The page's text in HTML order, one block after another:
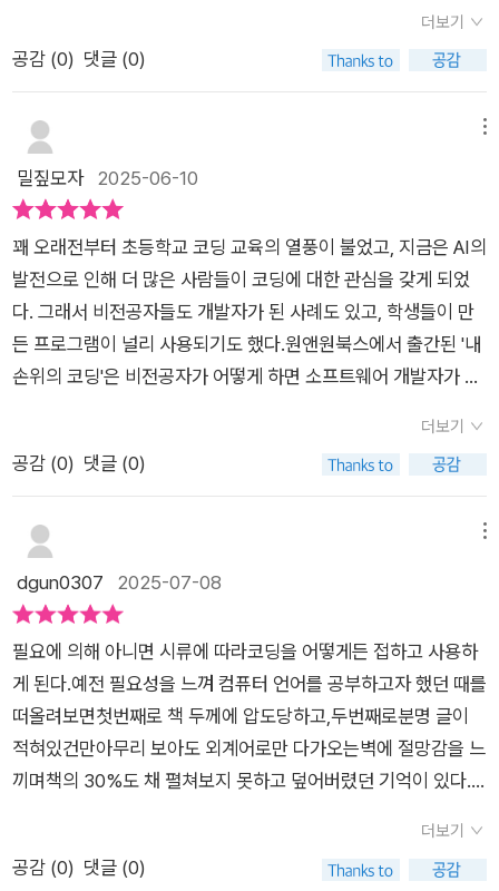
을 살피는 마음가짐 등이 더해져야 한다. 지금 당장 여렵더라도
작은 노력이 하나둘 쌓이면 결국 사랑받는 개발자가 될 것이다.코
관에서 책 몇 권 빌려 읽다가 중도에 포기했다. 이는 IT나 웹 개발
자에게 해당된다고 판단해서다. 이 책을 읽은 소감을 말하자면 먼
저 컴퓨터에 대한 지식을 더 함양하고 관련 기술을 익힌 후 코딩
이란 세계에 발을 들이면 훨씬 효과가 높을 듯하다. 코딩에 입문
하려는 사람들에게 책의 일독을 권한다.#자기계발 #코딩 #내손
위의코딩 #고코더 #이진현 #원앤원북스
그러면 어떤 의지로 어떻게 대처하고 준비하라책은 말하고 있
다. 쉬운이해로 보는 ‘개발자’. 하지만 성공의 과정은 상상처럼 쉽
만약에 ‘개발자’를 꿈꾼다면 자신의 의지를 공고히 하고 입문가이
드로 확실한방향성을 지정해 주는 가이드 도서였다.
보려 해요.​ ​💌 에필로그처럼, 나의 새로운 시작​책의 마지막 페이
지엔 이런 문장이 있었어요.“멋지게 성장할 당신을 기대하며.”이
짧은 문장이 어찌나 마음을 울리던지요.​코딩을 잘 모르는 ‘엄
마’로 시작했지만,이제는 스스로의 가능성을 믿는 ‘학습자’로 다
시 서봅니다.『내 손 위의 코딩』은 단순한 입문서 그 이상이에
요.‘나도 할 수 있다’는 용기를 선물해준 책,무언가를 처음 시작하
이가 많은데'라는 수많은 변명과 두려움들이 머릿속을 맴돈다. 특
히 비전공자라면 더욱 그렇다. 마치 외국어를 처음 배우는 것처
움은 어쩌면 당연한 것일지도 모른다. 우리는 어렸을 때부터 '이
과는 수학과 과학', '문과는 언어와 사회'라는 이분법적 사고에 익
숙해져 있다. 코딩은 당연히 이과의 영역이라고 생각하고, 자신은
그 영역과는 거리가 멀다고 단정 짓는다. 하지만 정말 그럴까? 코
딩이라는 것이 정말 특별한 사람들만 할 수 있는 특별한 일일까?
신호등의 비유를 들어보자. 도로 위의 신호등은 단순하다. 빨간불
이면 멈추고, 초록불이면 간다. 이 간단한 규칙이 복잡한 도시의
교통을 원활하게 만든다. 코딩도 마찬가지다. 복잡해 보이지만 결
국은 '이런 상황이면 이렇게 하고, 저런 상황이면 저렇게 하라'는
지 않다.코딩을 배운다고 결심했다면, 그 다음에 마주하는 것은
'어떻게 배울 것인가'라는 선택의 기로다. 국비지원 교육, 온라인
강의, 부트캠프, 독학... 각각의 방법마다 장단점이 있고, 사람마
다 맞는 방법이 다르다. 국비지원 교육은 비용 부담 없이 체계적
과 괴리가 있을 수 있고, 취업과의 연결고리가 약할 수도 있다. 부
만, 그만큼 강도가 높고 비용도 만만치 않다. 온라인 강의는 자신
의 페이스에 맞춰 학습할 수 있다는 장점이 있지만, 혼자서 꾸준
히 동기를 유지하기가 쉽지 않다. 독학은 가장 자유롭지만 동시에
가장 외로운 길이기도 하다. 막힐 때 물어볼 사람도 없고, 내가 제
대로 가고 있는지 확신하기 어렵다. 어떤 방법을 선택하든 중요한
것은 꾸준함이다. 코딩은 하루 이틀에 익힐 수 있는 기술이 아니
다. 마치 악기를 배우는 것처럼, 매일 조금씩이라도 손에 익숙해
나는 또 스스로 가능성을 접어버렸다. 하루 종일 앱을 쓰고 웹사
이트를 드나들면서도 ‘이거 어떻게 만들지?’ 궁금할 때가 있었
다. 누군가는 이런 걸 직접 만든다는 사실이 부러웠고, 나도 저 중
하나가 될 수 있을까 상상해본 적도 있다. 하지만 현실은 회의감
이었다. 전공도 없고, 수학도 못하고, 나이는 점점 차고... 어디서
부터 시작해야 할지도 몰랐다. 사실, 그래서 계속 안 했던 거
전향하고 싶지만 막막한 사람, 또는 그냥 코딩이라는 게 뭔지 제
대로 알고 싶은 일반인에게 꼭 필요한 가이드다. 스마트폰, 전자
결제, 신호등 같은 일상 속 예시로 시작해 ‘코딩이란 이런 거다’라
고 풀어내며 장벽을 없앤다. 책을 읽으며 “어? 이건 나도 해볼 수
있을 것 같은데?”라는 기분을 몇 번이나 느꼈다. 책에서는 다양
한 학습 경로를 소개한다. 국비지원 학원, 부트캠프, 온라인 강
의, 그리고 독학. 각각의 장단점을 현실적으로 비교하면서 독자
게 가능할까?’라는 부분에서 진심 어린 조언들이 나를 붙잡았다.
“속도가 느려도 괜찮다”는 말이 위로 같았다. 이 책이 좋은 이유
는 ‘이론서’가 아니라 ‘생활형 안내서’이기 때문이다. 실제 개발자
였던 저자가 어떻게 이 길을 걸어왔는지, 비전공자에게 어떤 장벽
이 있는지, 그걸 어떻게 넘을 수 있는지 아주 구체적으로 설명한
다. 마치 옆자리 선배가 커피 한 잔 마시며 조곤조곤 들려주는 이
야기 같았다. 가장 좋았던 건 책의 태도였다. ‘당신도 할 수 있
다’고 말만 하는 게 아니라, 진짜 그렇게 느끼게 해주는 구성과 설
명이 있다. 거창한 성공 사례나 허황된 비전이 아니라, 지금 여기
시작하고 싶다면 이 책이 최고의 입문서다. 우리는 종종 배우기
전에 지레 겁부터 먹는다. 하지만 도전하지 않으면 아무것도 바뀌
더보기
공감 (0) 댓글 (0)
밀짚모자2025-06-10
꽤 오래전부터 초등학교 코딩 교육의 열풍이 불었고, 지금은 AI의
발전으로 인해 더 많은 사람들이 코딩에 대한 관심을 갖게 되었
다. 그래서 비전공자들도 개발자가 된 사례도 있고, 학생들이 만
든 프로그램이 널리 사용되기도 했다.원앤원북스에서 출간된 '내
손위의 코딩'은 비전공자가 어떻게 하면 소프트웨어 개발자가 될
코딩보다 글 쓰는 것을 좋아하는 프로그래머이고, 여의도의 한 I
T회사에서 개발자로 재직 중이라고 한다. 오프라인에서 강의와
고 있다고 한다.저자는 자신의 책이 코딩을 배우고자 하는 모든
얘기한다. 저자는 프롤로그에서 코딩이라는 말이 잘 알려져 있지
활에서 사용하는 대부분의 가전기기에는 코딩이라는 개발자의
결과물이 들어있고, 예를 든 리모콘도 코딩을 통해 동작한다고 설
명하고 있다.책의 초반부에서는 기계 또는 컴퓨터라는 커다란 계
산기를 외계인에 비유하여 외계인과 대화하기 위해 우리의 언어
를 전달하는 과정을 '코딩', 그런 일을 하는 사람을 '개발자'로 설명
하고 있다. 컴퓨터가 인식할 수 있는 기계어부터 시작해, 다양한
프로그래밍 언어를 소개하고, 개발자의 의미와 개발자의 종류에
더보기
공감 (0) 댓글 (0)
dgun0307 2025-07-08
필요에 의해 아니면 시류에 따라코딩을 어떻게든 접하고 사용하
게 된다.예전 필요성을 느껴 컴퓨터 언어를 공부하고자 했던 때를
떠올려보면첫번째로 책 두께에 압도당하고,두번째로분명 글이
적혀있건만아무리 보아도 외계어로만 다가오는벽에 절망감을 느
끼며책의 30%도 채 펼쳐보지 못하고 덮어버렸던 기억이 있다.
고 있어부모님들은 열성적으로 아이들에게 코딩을 접하게 하고
가르치려고 한다.나 또한 마찬가지였다.이 책을 읽으면서내가 꼭
더보기
공감 (0) 댓글 (0)